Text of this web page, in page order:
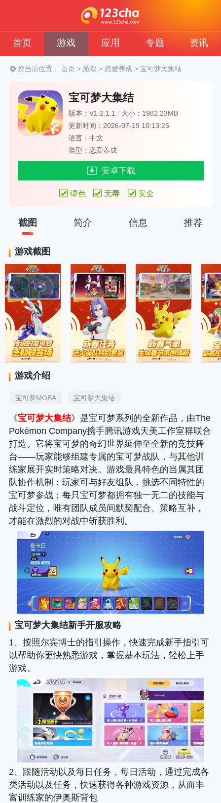
首页 游戏 应用 专题 资讯
您当前位置： 首页 > 游戏 > 恋爱养成 >宝可梦大集结
宝可梦大集结
版本：V1.2.1.1/ 大小：1982.23MB
更新时间：2026-07-19 10:13:25
语言：中文
类型：恋爱养成
安卓下载
绿色 无毒 安全
截图 简介 信息 推荐
游戏截图
游戏介绍
宝可梦MOBA 宝可梦大集结
《宝可梦大集结》是宝可梦系列的全新作品，由The
Pokémon Company携手腾讯游戏天美工作室群联合
打造。它将宝可梦的奇幻世界延伸至全新的竞技舞
台——玩家能够组建专属的宝可梦战队，与其他训
练家展开实时策略对决。游戏最具特色的当属其团
队协作机制
：玩家可与好友组队，挑选不同特性的
宝可梦参战；每只宝可梦都拥有独一无二的技能与
战斗定位，唯有团队成员间默契配合、策略互补，
才能在激烈的对战中斩获胜利。
宝可梦大集结新手开服攻略
1、按照尔宾博士的指引操作，快速完成新手指引可
以帮助你更快熟悉游戏，掌握基本玩法，轻松上手
游戏。
2、跟随活动以及每日任务，每日活动，通过完成各
类活动以及任务，快速获得各种游戏资源，从而丰
富训练家的伊奥斯背包